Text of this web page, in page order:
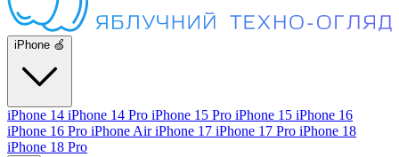
iPhone 🍏
iPhone 14 iPhone 14 Pro iPhone 15 Pro iPhone 15 iPhone 16
iPhone 16 Pro iPhone AiriPhone 17 iPhone 17 Pro iPhone 18
iPhone 18 Pro